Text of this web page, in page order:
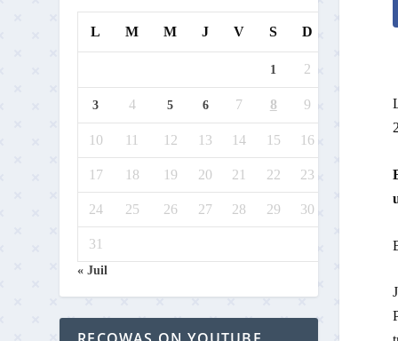
L M M J V S D
1 2
3 4 5 6 7 8 9
10 11 12 13 14 15 16
17 18 19 20 21 22 23
24 25 26 27 28 29 30
31
« Juil